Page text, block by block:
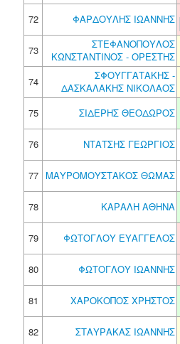
72
ΦΑΡΔΟΥΛΗΣ ΙΩΑΝΝΗΣ
73
ΣΤΕΦΑΝΟΠΟΥΛΟΣ
ΚΩΝΣΤΑΝΤΙΝΟΣ - ΟΡΕΣΤΗΣ
74
ΣΦΟΥΓΓΑΤΑΚΗΣ -
ΔΑΣΚΑΛΑΚΗΣ ΝΙΚΟΛΑΟΣ
75
ΣΙΔΕΡΗΣ ΘΕΟΔΩΡΟΣ
76
ΝΤΑΤΣΗΣ ΓΕΩΡΓΙΟΣ
77
ΜΑΥΡΟΜΟΥΣΤΑΚΟΣ ΘΩΜΑΣ
78
ΚΑΡΑΛΗ ΑΘΗΝΑ
79
ΦΩΤΟΓΛΟΥ ΕΥΑΓΓΕΛΟΣ
80
ΦΩΤΟΓΛΟΥ ΙΩΑΝΝΗΣ
81
ΧΑΡΟΚΟΠΟΣ ΧΡΗΣΤΟΣ
82
ΣΤΑΥΡΑΚΑΣ ΙΩΑΝΝΗΣ